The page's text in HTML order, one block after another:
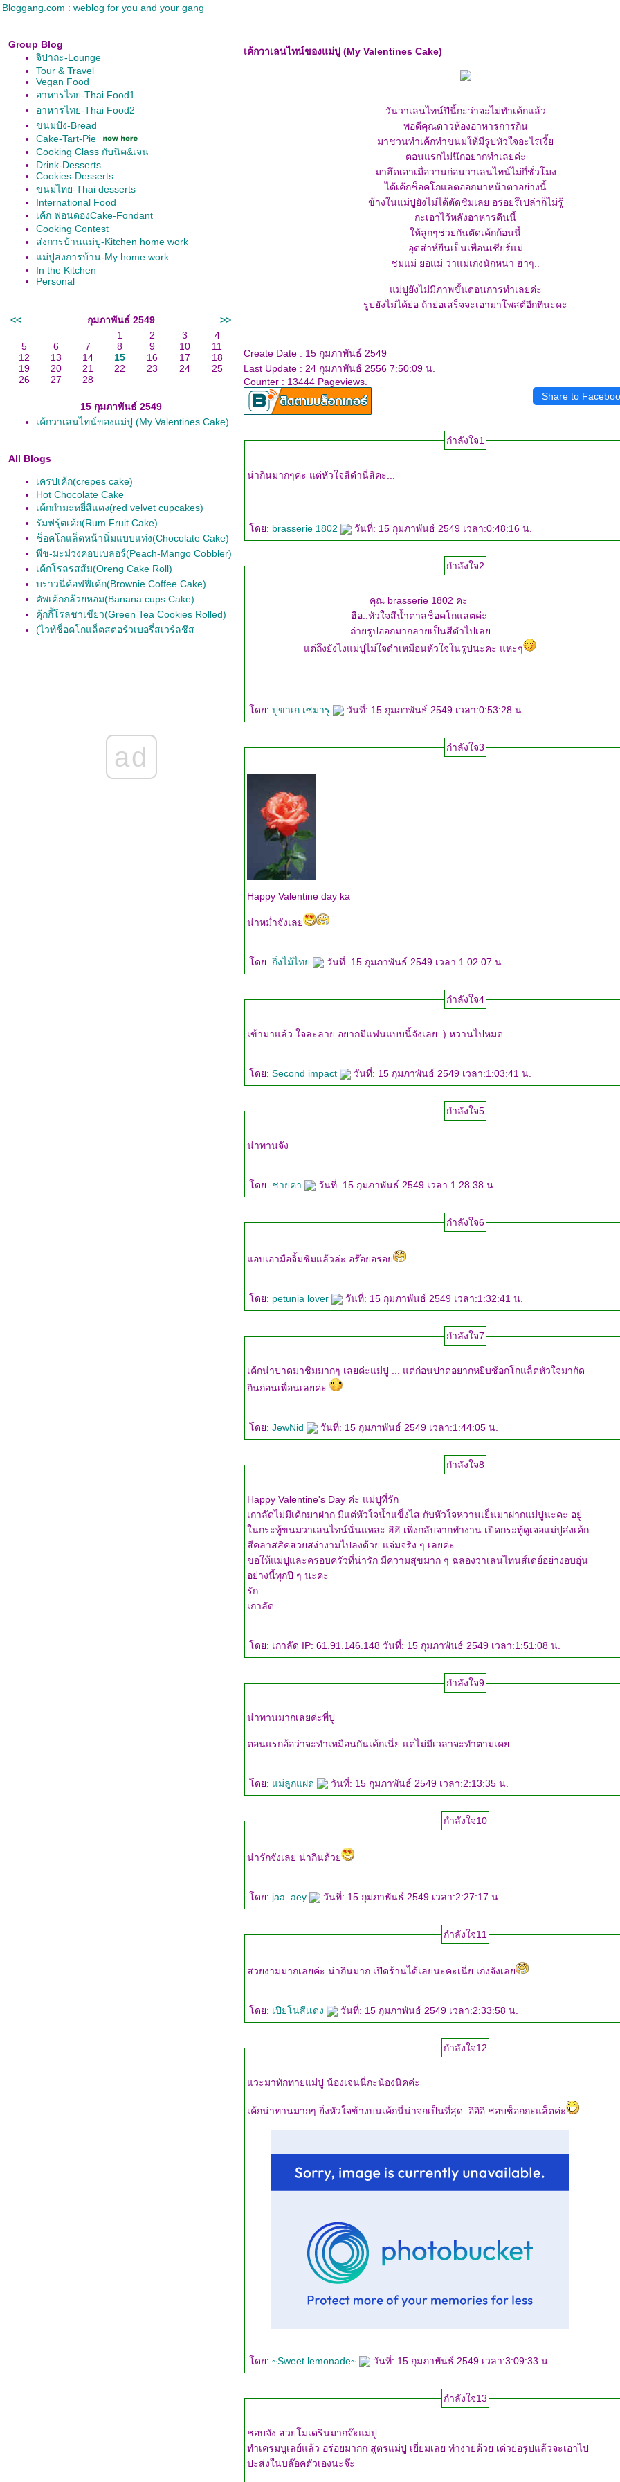
Bloggang.com : weblog for you and your gang
Group Blog
จิปาถะ-Lounge
Tour & Travel
Vegan Food
อาหารไทย-Thai Food1
อาหารไทย-Thai Food2
ขนมปัง-Bread
Cake-Tart-Pie
Cooking Class กับนิค&เจน
Drink-Desserts
Cookies-Desserts
ขนมไทย-Thai desserts
International Food
เค้ก ฟอนดองCake-Fondant
Cooking Contest
ส่งการบ้านแม่ปู-Kitchen home work
ม่ปูส่งการบ้าน-My home work
In the Kitchen
Personal
<< กุมภาพันธ์ 2549
>>
1
2 3
4
5
6 7 8 9 10
11
12
13 14 15 16 17
18
19
20 21 22 23 24
25
26
27 28
15 กุมภาพันธ์ 2549
เค้กวาเลนไทน์ของแม่ปู (My Valentines Cake)
All Blogs
เครปเค้ก(crepes cake)
Hot Chocolate Cake
เค้กกำมะหยี่สีแดง(red velvet cupcakes)
รัมฟรุ้ตเค้ก(Rum Fruit Cake)
ช็อคโกแล็ตหน้านิ่มแบบแท่ง(Chocolate Cake)
พีช-มะม่วงคอบเบลอร์(Peach-Mango Cobbler)
เค้กโรลรสส้ม(Oreng Cake Roll)
บราวนี่ค้อฟฟี่เค้ก(Brownie Coffee Cake)
คัพเค้กกล้วยหอม(Banana cups Cake)
คุ้กกี้โรลชาเขียว(Green Tea Cookies Rolled)
(ไวท์ช็อคโกแล็ตสตอร์วเบอรี่สเวร์ลชีส
ชีสเค้กบราวนี่ลายหินอ่อนBbrownieSswirl
สตอร์วเบอรี่มูสเค้ก(Strawberry Mousse Cake)
ad
เค้กวาเลนไทน์ของแม่ปู (My Valentines Cake)
วันวาเลนไทน์ปีนี้กะว่าจะไม่ทำเค้กแล้ว
พอดีคุณดาวห้องอาหารการกิน
มาชวนทำเค้กทำขนมให้มีรูปหัวใจอะไรเงี้
ตอนแรกไม่นึกอยากทำเลยค่ะ
มาฮึดเอาเมื่อวานก่อนวาเลนไทน์ไม่กี่ชั่วโมง
ได้เค้กช็อคโกแลตออกมาหน้าตาอย่างนี้
ข้างในแม่ปูยังไม่ได้ตัดชิมเลย อร่อยรึเปล่าก็ไม่รู้
กะเอาไว้หลังอาหารคืนนี้
ห้ลูกๆช่วยกันตัดเค้กก้อนนี้
อุตส่าห์ยืนเป็นเพื่อนเชียร์แม่
ชมแม่ ยอแม่ ว่าแม่เก่งนักหนา ฮ่าๆ..
ม่ปูยังไม่มีภาพขั้นตอนการทำเลยค่ะ
รูปยังไม่ได้ย่อ ถ้าย่อเสร็จจะเอามาโพสต์อีกทีนะคะ
Create Date : 15 กุมภาพันธ์ 2549
Last Update : 24 กุมภาพันธ์ 2556 7:50:09 น.
Counter : 13444 Pageviews.
Share to
กำลังใจ1
น่ากินมากๆค่ะ แต่หัวใจสีดำนี่สิคะ...
ดย: brasserie 1802 วันที่: 15 กุมภาพันธ์ 2549 เวลา:0:48:16 น.
กำลังใจ2
คุณ brasserie 1802 คะ
ฮือ..หัวใจสีน้ำตาลช็อคโกแลตค่ะ
ถ่ายรูปออกมากลายเป็นสีดำไปเล
ต่ถึงยังไงแม่ปูไม่ใจดำเหมือนหัวใจในรูปนะคะ แหะๆ
ดย: ปูขาเก เซมารู วันที่: 15 กุมภาพันธ์ 2549 เวลา:0:53:28 น.
กำลังใจ3
Happy Valentine day ka
น่าหม่ำจังเล
ดย: กิ่งไม้ไท วันที่: 15 กุมภาพันธ์ 2549 เวลา:1:02:07 น.
กำลังใจ4
เข้ามาแล้ว ใจละลาย อยากมีแฟนแบบนี้จังเลย :) หวานไปหมด
ดย: Second impact วันที่: 15 กุมภาพันธ์ 2549 เวลา:1:03:41 น.
กำลังใจ5
น่าทานจัง
ดย: ชายคา วันที่: 15 กุมภาพันธ์ 2549 เวลา:1:28:38 น.
กำลังใจ6
อบเอามือจิ้มชิมแล้วล่ะ อร๊อยอร่อ
ดย: petunia lover วันที่: 15 กุมภาพันธ์ 2549 เวลา:1:32:41 น.
กำลังใจ7
เค้กน่าปาดมาชิมมากๆ เลยค่ะแม่ปู ... แต่ก่อนปาดอยากหยิบช้อกโกแล็ตหัวใจมากัด
กินก่อนเพื่อนเลยค่ะ
ดย: JewNid วันที่: 15 กุมภาพันธ์ 2549 เวลา:1:44:05 น.
กำลังใจ8
Happy Valentine's Day ค่ะ แม่ปูที่รัก
เกาลัดไม่มีเค้กมาฝาก มีแต่หัวใจน้ำแข็งไส กับหัวใจหวานเย็นมาฝากแม่ปูนะคะ อยู่
นกระทู้ขนมวาเลนไทน์นั่นแหละ ฮิฮิ เพิ่งกลับจากทำงาน เปิดกระทู้ดูเจอแม่ปูส่งเค้ก
สีคลาสสิคสวยสง่างามไปลงด้วย แจ่มจริง ๆ เลยค่ะ
ขอให้แม่ปูและครอบครัวที่น่ารัก มีความสุขมาก ๆ ฉลองวาเลนไทนส์เดย์อย่างอบอุ่น
อย่างนี้ทุกปี ๆ นะคะ
รัก
เกาลัด
ดย: เกาลัด IP: 61.91.146.148 วันที่: 15 กุมภาพันธ์ 2549 เวลา:1:51:08 น.
กำลังใจ9
น่าทานมากเลยค่ะพี่ปู
ตอนแรกอ้อว่าจะทำเหมือนกันเค้กเนี่ย แต่ไม่มีเวลาจะทำตามเค
ดย: ม่ลูกแฝด วันที่: 15 กุมภาพันธ์ 2549 เวลา:2:13:35 น.
กำลังใจ10
น่ารักจังเลย น่ากินด้ว
ดย: jaa_aey วันที่: 15 กุมภาพันธ์ 2549 เวลา:2:27:17 น.
กำลังใจ11
สวยงามมากเลยค่ะ น่ากินมาก เปิดร้านได้เลยนะคะเนี่ย เก่งจังเล
ดย: เปียโนสีเเดง วันที่: 15 กุมภาพันธ์ 2549 เวลา:2:33:58 น.
กำลังใจ12
วะมาทักทายแม่ปู น้องเจนนี่กะน้องนิคค่ะ
เค้กน่าทานมากๆ ยิ่งหัวใจข้างบนเค้กนี่น่าจกเป็นที่สุด..อิอิอิ ชอบช็อกกะแล็ตค่ะ
ดย: ~Sweet lemonade~ วันที่: 15 กุมภาพันธ์ 2549 เวลา:3:09:33 น.
กำลังใจ13
ชอบจัง สวยโมเดรินมากจ๊ะแม่ปู
ทำเครมบูเลย์แล้ว อร่อยมากก สูตรแม่ปู เยี่ยมเลย ทำง่ายด้วย เด่วย่อรูปแล้วจะเอาไป
ปะส่งในบล๊อคตัวเองนะจ๊ะ